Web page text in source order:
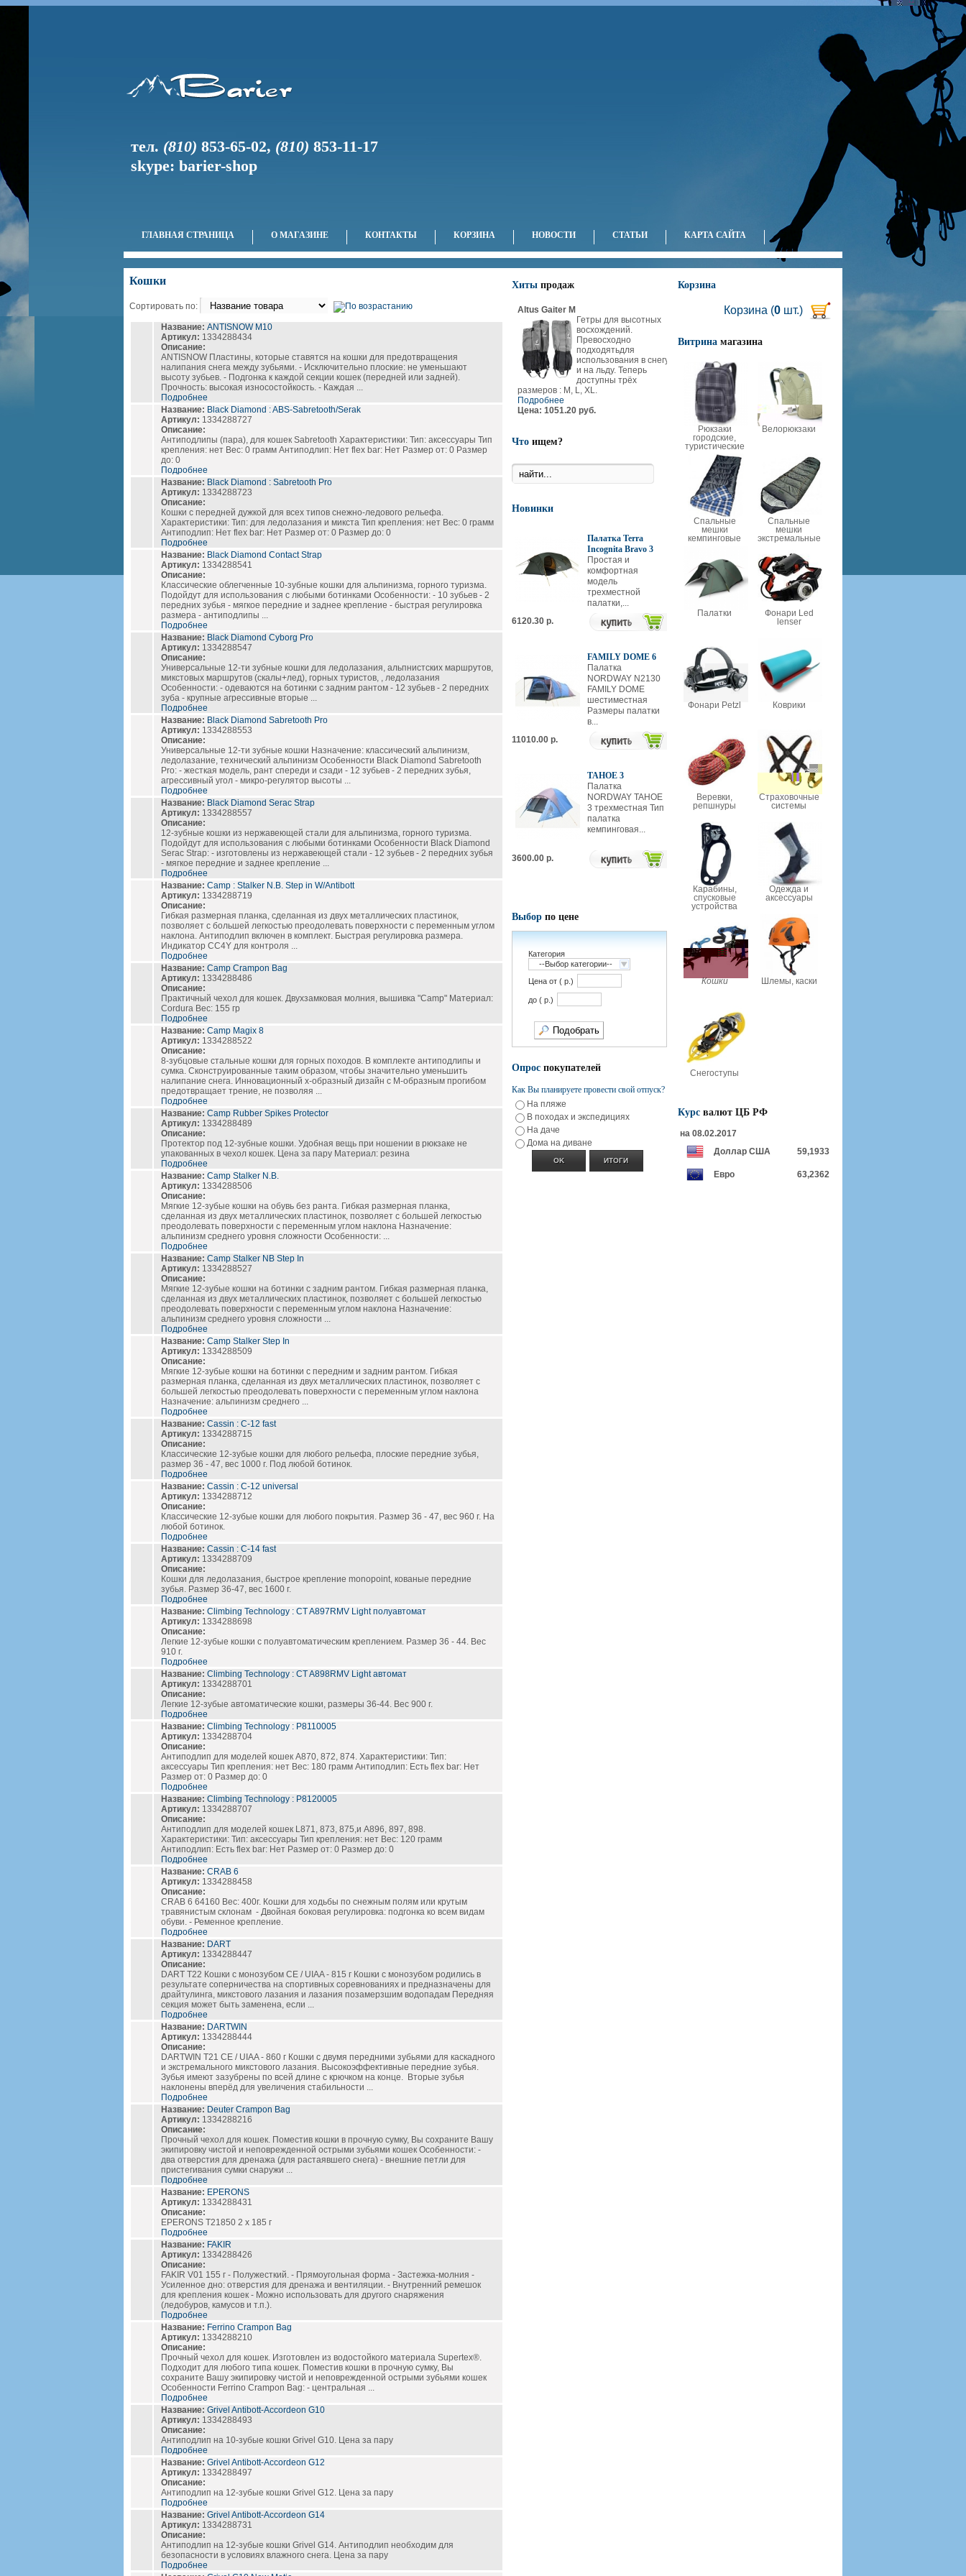
тел. (810) 853-65-02, (810) 853-11-17
skype: barier-shop
ГЛАВНАЯ СТРАНИЦА О МАГАЗИНЕ КОНТАКТЫ КОРЗИНА НОВОСТИ СТАТЬИ КАРТА САЙТА
Кошки
Сортировать по:
Название: ANTISNOW M10
Артикул: 1334288434
Описание:
ANTISNOW Пластины, которые ставятся на кошки для предотвращения
налипания снега между зубьями. - Исключительно плоские: не уменьшают
высоту зубьев. - Подгонка к каждой секции кошек (передней или задней).
Прочность: высокая износостойкость. - Каждая ...
Подробнее
Название: Black Diamond : ABS-Sabretooth/Serak
Артикул: 1334288727
Описание:
Антиподлипы (пара), для кошек Sabretooth Характеристики: Тип: аксессуары Тип
крепления: нет Вес: 0 грамм Антиподлип: Нет flex bar: Нет Размер от: 0 Размер
до: 0
Подробнее
Название: Black Diamond : Sabretooth Pro
Артикул: 1334288723
Описание:
Кошки с передней дужкой для всех типов снежно-ледового рельефа.
Характеристики: Тип: для ледолазания и микста Тип крепления: нет Вес: 0 грамм
Антиподлип: Нет flex bar: Нет Размер от: 0 Размер до: 0
Подробнее
Название: Black Diamond Contact Strap
Артикул: 1334288541
Описание:
Классические облегченные 10-зубные кошки для альпинизма, горного туризма.
Подойдут для использования с любыми ботинками Особенности: - 10 зубьев - 2
передних зубья - мягкое передние и заднее крепление - быстрая регулировка
размера - антиподлипы ...
Подробнее
Название: Black Diamond Cyborg Pro
Артикул: 1334288547
Описание:
Универсальные 12-ти зубные кошки для ледолазания, альпнистских маршрутов,
микстовых маршрутов (скалы+лед), горных туристов, , ледолазания
Особенности: - одеваются на ботинки с задним рантом - 12 зубьев - 2 передних
зуба - крупные агрессивные вторые ...
Подробнее
Название: Black Diamond Sabretooth Pro
Артикул: 1334288553
Описание:
Универсальные 12-ти зубные кошки Назначение: классический альпинизм,
ледолазание, технический альпинизм Особенности Black Diamond Sabretooth
Pro: - жесткая модель, рант спереди и сзади - 12 зубьев - 2 передних зубья,
агрессивный угол - микро-регулятор высоты ...
Подробнее
Название: Black Diamond Serac Strap
Артикул: 1334288557
Описание:
12-зубные кошки из нержавеющей стали для альпинизма, горного туризма.
Подойдут для использования с любыми ботинками Особенности Black Diamond
Serac Strap: - изготовлены из нержавеющей стали - 12 зубьев - 2 передних зубья
- мягкое передние и заднее крепление ...
Подробнее
Название: Camp : Stalker N.B. Step in W/Antibott
Артикул: 1334288719
Описание:
Гибкая размерная планка, сделанная из двух металлических пластинок,
позволяет с большей легкостью преодолевать поверхности с переменным углом
наклона. Антиподлип включен в комплект. Быстрая регулировка размера.
Индикатор CC4Y для контроля ...
Подробнее
Название: Camp Crampon Bag
Артикул: 1334288486
Описание:
Практичный чехол для кошек. Двухзамковая молния, вышивка "Camp" Материал:
Cordura Вес: 155 гр
Подробнее
Название: Camp Magix 8
Артикул: 1334288522
Описание:
8-зубцовые cтальные кошки для горных походов. В комплекте антиподлипы и
сумка. Сконструированные таким образом, чтобы значительно уменьшить
налипание снега. Инновационный х-образный дизайн с М-образным прогибом
предотвращает трение, не позволяя ...
Подробнее
Название: Camp Rubber Spikes Protector
Артикул: 1334288489
Описание:
Протектор под 12-зубные кошки. Удобная вещь при ношении в рюкзаке не
упакованных в чехол кошек. Цена за пару Материал: резина
Подробнее
Название: Camp Stalker N.B.
Артикул: 1334288506
Описание:
Мягкие 12-зубые кошки на обувь без ранта. Гибкая размерная планка,
сделанная из двух металлических пластинок, позволяет с большей легкостью
преодолевать поверхности с переменным углом наклона Назначение:
альпинизм среднего уровня сложности Особенности: ...
Подробнее
Название: Camp Stalker NB Step In
Артикул: 1334288527
Описание:
Мягкие 12-зубые кошки на ботинки с задним рантом. Гибкая размерная планка,
сделанная из двух металлических пластинок, позволяет с большей легкостью
преодолевать поверхности с переменным углом наклона Назначение:
альпинизм среднего уровня сложности ...
Подробнее
Название: Camp Stalker Step In
Артикул: 1334288509
Описание:
Мягкие 12-зубые кошки на ботинки с передним и задним рантом. Гибкая
размерная планка, сделанная из двух металлических пластинок, позволяет с
большей легкостью преодолевать поверхности с переменным углом наклона
Назначение: альпинизм среднего ...
Подробнее
Название: Cassin : C-12 fast
Артикул: 1334288715
Описание:
Классические 12-зубые кошки для любого рельефа, плоские передние зубья,
размер 36 - 47, вес 1000 г. Под любой ботинок.
Подробнее
Название: Cassin : C-12 universal
Артикул: 1334288712
Описание:
Классические 12-зубые кошки для любого покрытия. Размер 36 - 47, вес 960 г. На
любой ботинок.
Подробнее
Название: Cassin : C-14 fast
Артикул: 1334288709
Описание:
Кошки для ледолазания, быстрое крепление monopoint, кованые передние
зубья. Размер 36-47, вес 1600 г.
Подробнее
Название: Climbing Technology : CT A897RMV Light полуавтомат
Артикул: 1334288698
Описание:
Легкие 12-зубые кошки с полуавтоматическим креплением. Размер 36 - 44. Вес
910 г.
Подробнее
Название: Climbing Technology : СT A898RMV Light автомат
Артикул: 1334288701
Описание:
Легкие 12-зубые автоматические кошки, размеры 36-44. Вес 900 г.
Подробнее
Название: Climbing Technology : P8110005
Артикул: 1334288704
Описание:
Антиподлип для моделей кошек А870, 872, 874. Характеристики: Тип:
аксессуары Тип крепления: нет Вес: 180 грамм Антиподлип: Есть flex bar: Нет
Размер от: 0 Размер до: 0
Подробнее
Название: Climbing Technology : P8120005
Артикул: 1334288707
Описание:
Антиподлип для моделей кошек L871, 873, 875,и А896, 897, 898.
Характеристики: Тип: аксессуары Тип крепления: нет Вес: 120 грамм
Антиподлип: Есть flex bar: Нет Размер от: 0 Размер до: 0
Подробнее
Название: CRAB 6
Артикул: 1334288458
Описание:
CRAB 6 64160 Вес: 400г. Кошки для ходьбы по снежным полям или крутым
травянистым склонам - Двойная боковая регулировка: подгонка ко всем видам
обуви. - Ременное крепление.
Подробнее
Название: DART
Артикул: 1334288447
Описание:
DART T22 Кошки с монозубом CE / UIAA - 815 г Кошки с монозубом родились в
результате соперничества на спортивных соревнованиях и предназначены для
драйтулинга, микстового лазания и лазания позамерзшим водопадам Передняя
секция может быть заменена, если ...
Подробнее
Название: DARTWIN
Артикул: 1334288444
Описание:
DARTWIN T21 CE / UIAA - 860 г Кошки с двумя передними зубьями для каскадного
и экстремального микстового лазания. Высокоэффективные передние зубья.
Зубья имеют зазубрены по всей длине с крючком на конце. Вторые зубья
наклонены вперёд для увеличения стабильности ...
Подробнее
Название: Deuter Crampon Bag
Артикул: 1334288216
Описание:
Прочный чехол для кошек. Поместив кошки в прочную сумку, Вы сохраните Вашу
экипировку чистой и неповрежденной острыми зубьями кошек Особенности: -
два отверстия для дренажа (для растаявшего снега) - внешние петли для
пристегивания сумки снаружи ...
Подробнее
Название: EPERONS
Артикул: 1334288431
Описание:
EPERONS T21850 2 x 185 г
Подробнее
Название: FAKIR
Артикул: 1334288426
Описание:
FAKIR V01 155 г - Полужесткий. - Прямоугольная форма - Застежка-молния -
Усиленное дно: отверстия для дренажа и вентиляции. - Внутренний ремешок
для крепления кошек - Можно использовать для другого снаряжения
(ледобуров, камусов и т.п.).
Подробнее
Название: Ferrino Crampon Bag
Артикул: 1334288210
Описание:
Прочный чехол для кошек. Изготовлен из водостойкого материала Supertex®.
Подходит для любого типа кошек. Поместив кошки в прочную сумку, Вы
сохраните Вашу экипировку чистой и неповрежденной острыми зубьями кошек
Особенности Ferrino Crampon Bag: - центральная ...
Подробнее
Название: Grivel Antibott-Accordeon G10
Артикул: 1334288493
Описание:
Антиподлип на 10-зубые кошки Grivel G10. Цена за пару
Подробнее
Название: Grivel Antibott-Accordeon G12
Артикул: 1334288497
Описание:
Антиподлип на 12-зубые кошки Grivel G12. Цена за пару
Подробнее
Название: Grivel Antibott-Accordeon G14
Артикул: 1334288731
Описание:
Антиподлип на 12-зубые кошки Grivel G14. Антиподлип необходим для
безопасности в условиях влажного снега. Цена за пару
Подробнее
Хитыпродаж
Altus Gaiter M
Гетры для высотных
восхождений.
Превосходно
подходятьдля
использования в снегу
и на льду. Теперь
доступны трёх
размеров : M, L, XL.
Подробнее
Цена: 1051.20 руб.
Чтоищем?
Новинки
Палатка Terra
Incognita Bravo 3
Простая и
комфортная
модель
трехместной
палатки,...
6120.30 р.
FAMILY DOME 6
Палатка
NORDWAY N2130
FAMILY DOME
шестиместная
Размеры палатки
в...
11010.00 р.
TAHOE 3
Палатка
NORDWAY TAHOE
3 трехместная Тип
палатка
кемпинговая...
3600.00 р.
Выборпо цене
Категория
--Выбор категории--
Цена от ( p.)
до ( p.)
Опроспокупателей
Как Вы планируете провести свой отпуск?
На пляже
В походах и экспедициях
На даче
Дома на диване
Корзина
Корзина (0шт.)
Витринамагазина
Рюкзаки
городские,
туристические
Велорюкзаки
Спальные
мешки
кемпинговые
Спальные
мешки
экстремальные
Палатки
Фонари Led
lenser
Фонари Petzl Коврики
Веревки,
репшнуры
Страховочные
системы
Карабины,
спусковые
устройства
Одежда и
аксессуары
Кошки Шлемы, каски
Снегоступы
Курсвалют ЦБ РФ
на 08.02.2017
Доллар США
59,1933
Евро 63,2362
Ваша корзина пуста.